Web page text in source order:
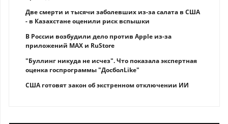
Две смерти и тысячи заболевших из-за салата в США
- в Казахстане оценили риск вспышки
В России возбудили дело против Apple из-за
приложений MAX и RuStore
"Буллинг никуда не исчез". Что показала экспертная
оценка госпрограммы "ДосболLike"
США готовят закон об экстренном отключении ИИ